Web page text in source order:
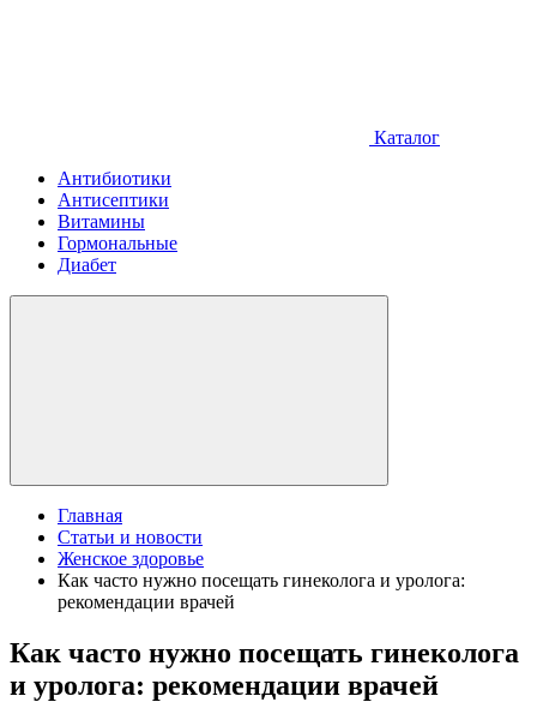
Каталог
Антибиотики
Антисептики
Витамины
Гормональные
Диабет
Главная
Статьи и новости
Женское здоровье
Как часто нужно посещать гинеколога и уролога:
рекомендации врачей
Как часто нужно посещать гинеколога
и уролога: рекомендации врачей